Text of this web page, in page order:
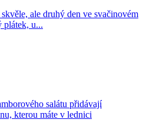
ale druhý den ve svačinovém
plátek, u...
salátu přidávají
kterou máte v lednici